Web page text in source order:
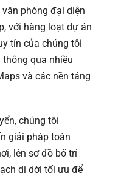
phòng đại diện
với hàng loạt dự án
tín của chúng tôi
qua nhiều
và các nền tảng
chúng tôi
giải pháp toàn
lên sơ đồ bố trí
di dời tối ưu để